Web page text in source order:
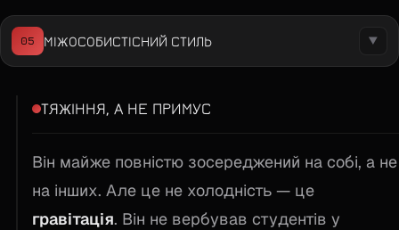
05 МІЖОСОБИСТІСНИЙ СТИЛЬ ▼
ТЯЖІННЯ, А НЕ ПРИМУС
Він майже повністю зосереджений на собі, а не
на інших. Але це не холодність — це
гравітація. Він не вербував студентів у